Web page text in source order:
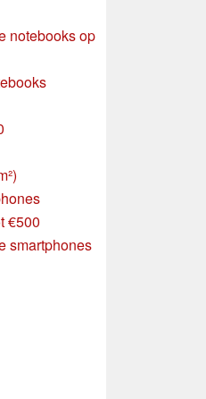
notebooks op
€500
smartphones